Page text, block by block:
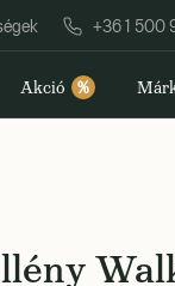
+36 1 500
Akció %